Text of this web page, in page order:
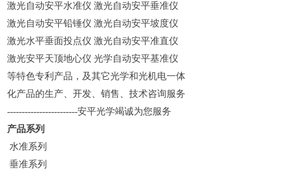
激光自动安平水准仪 激光自动安平垂准仪
激光自动安平铅锤仪 激光自动安平坡度仪
激光水平垂面投点仪 激光自动安平准直仪
激光安平天顶地心仪 光学自动安平基准仪
等特色专利产品，及其它光学和光机电一体
化产品的生产、开发、销售、技术咨询服务
------------------------安平光学竭诚为您服务
产品系列
水准系列
垂准系列